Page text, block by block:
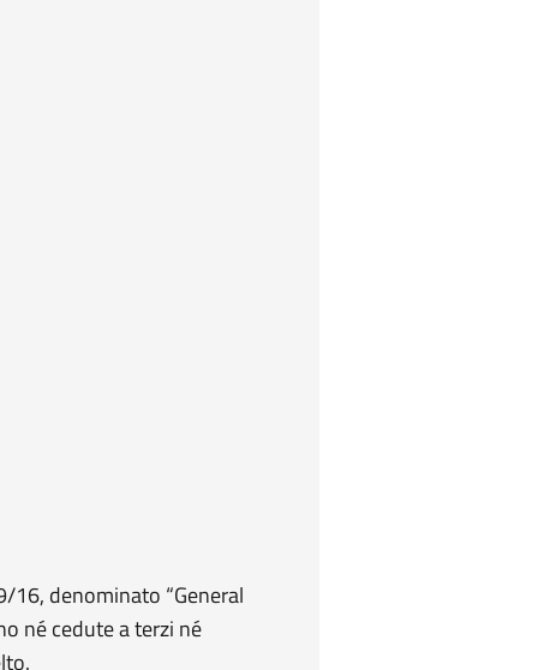
16, denominato “General
né cedute a terzi né